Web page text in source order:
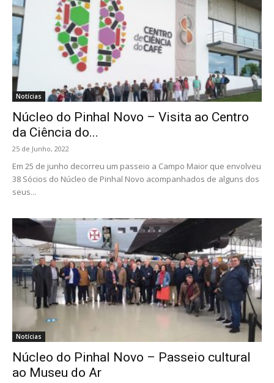
Notícias
Núcleo do Pinhal Novo – Visita ao Centro
da Ciência do...
25 de Junho, 2022
Em 25 de junho decorreu um passeio a Campo Maior que envolveu
38 Sócios do Núcleo de Pinhal Novo acompanhados de alguns dos
seus...
Notícias
Núcleo do Pinhal Novo – Passeio cultural
ao Museu do Ar